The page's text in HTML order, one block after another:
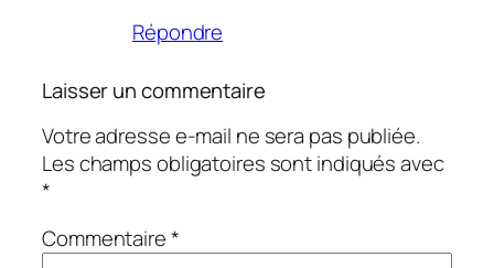
Répondre
Laisser un commentaire
Votre adresse e-mail ne sera pas publiée.
Les champs obligatoires sont indiqués avec
*
Commentaire*